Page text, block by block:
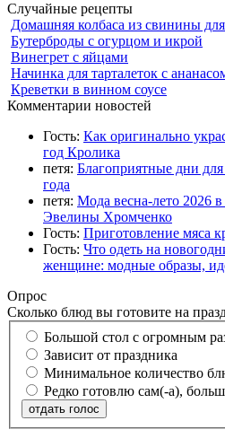
Случайные рецепты
Домашняя колбаса из свинины
Бутерброды с огурцом и икрой
Винегрет с яйцами
Начинка для тарталеток с
Креветки в винном соусе
Комментарии новостей
Гость: Как оригинально
год Кролика
петя: Благоприятные дни
года
петя: Мода весна-лето 2026
Эвелины Хромченко
Гость: Приготовление мяса
Гость: Что одеть на
женщине: модные образы,
Опрос
Сколько блюд вы готовите на
Большой стол с огромным
Зависит от праздника
Минимальное количество
Редко готовлю сам(-а),
отдать голос